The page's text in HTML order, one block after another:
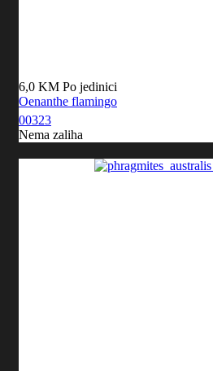
6,0 KM Po jedinici
Oenanthe flamingo
00323
Nema zaliha